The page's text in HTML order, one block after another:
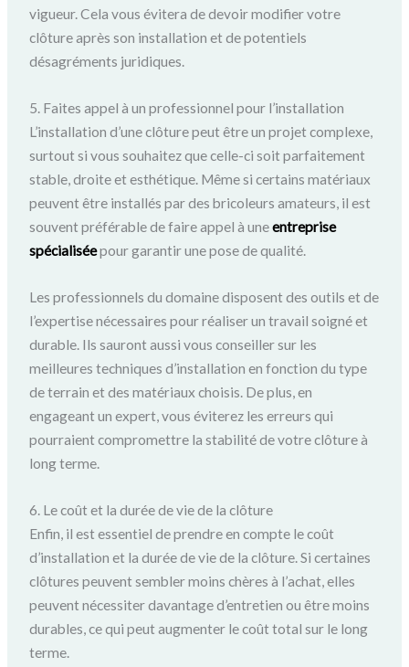
vigueur. Cela vous évitera de devoir modifier votre
clôture après son installation et de potentiels
désagréments juridiques.
5. Faites appel à un professionnel pour l’installation
L’installation d’une clôture peut être un projet complexe,
surtout si vous souhaitez que celle-ci soit parfaitement
stable, droite et esthétique. Même si certains matériaux
peuvent être installés par des bricoleurs amateurs, il est
souvent préférable de faire appel à uneentreprise
spécialiséepour garantir une pose de qualité.
Les professionnels du domaine disposent des outils et de
l’expertise nécessaires pour réaliser un travail soigné et
durable. Ils sauront aussi vous conseiller sur les
meilleures techniques d’installation en fonction du type
de terrain et des matériaux choisis. De plus, en
engageant un expert, vous éviterez les erreurs qui
pourraient compromettre la stabilité de votre clôture à
long terme.
6. Le coût et la durée de vie de la clôture
Enfin, il est essentiel de prendre en compte le coût
d’installation et la durée de vie de la clôture. Si certaines
clôtures peuvent sembler moins chères à l’achat, elles
peuvent nécessiter davantage d’entretien ou être moins
durables, ce qui peut augmenter le coût total sur le long
terme.